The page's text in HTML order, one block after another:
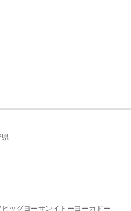
県
ビッグヨーサンイトーヨーカドー